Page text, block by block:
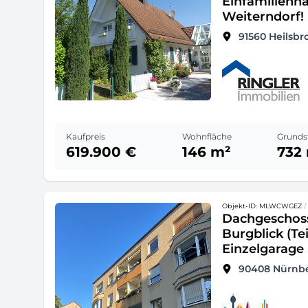
Weiterndorf!
91560
Kaufpreis
619.900 €
Wohnfläche
146 m² 732
Objekt-ID: MLWCWGEZ /
Burgblick
Einzelgarage
90408